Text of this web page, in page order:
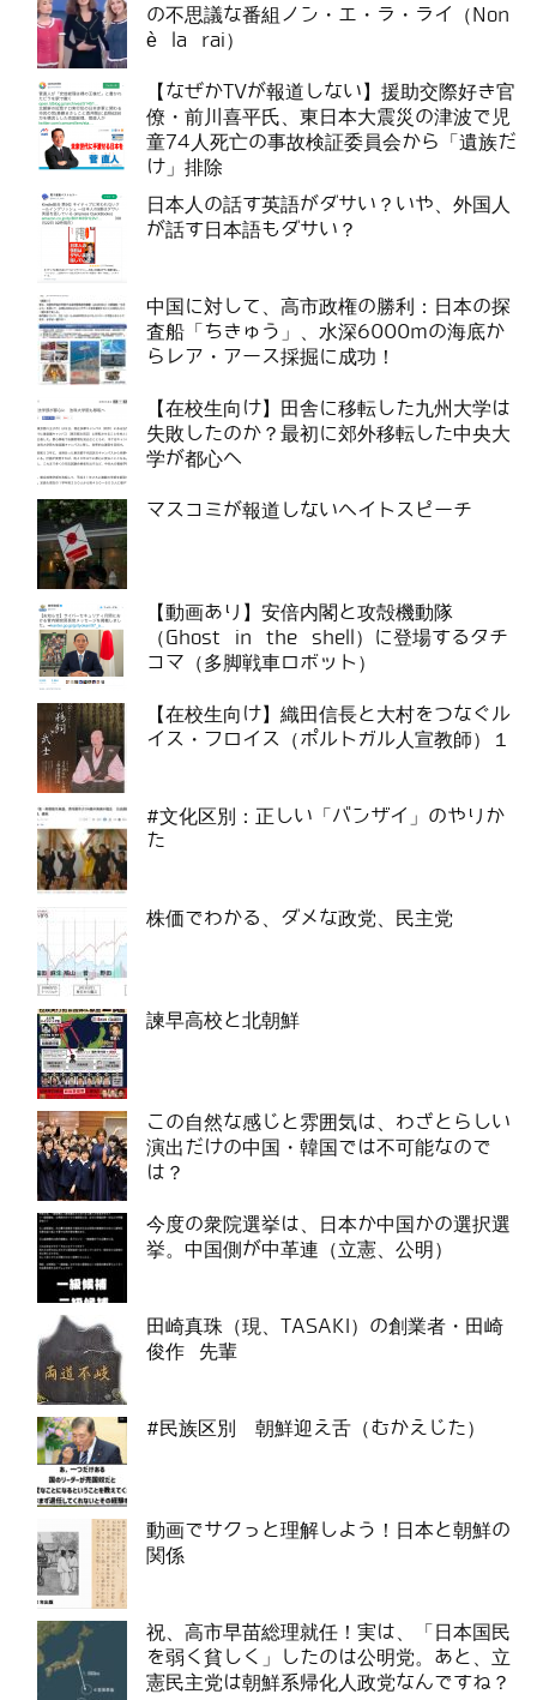
の不思議な番組ノン・エ・ラ・ライ（Non
è la rai）
【なぜかTVが報道しない】援助交際好き官
僚・前川喜平氏、東日本大震災の津波で児
童74人死亡の事故検証委員会から「遺族だ
け」排除
日本人の話す英語がダサい？いや、外国人
が話す日本語もダサい？
中国に対して、高市政権の勝利：日本の探
査船「ちきゅう」、水深6000mの海底か
らレア・アース採掘に成功！
【在校生向け】田舎に移転した九州大学は
失敗したのか？最初に郊外移転した中央大
学が都心へ
マスコミが報道しないヘイトスピーチ
【動画あり】安倍内閣と攻殻機動隊
（Ghost in the shell）に登場するタチ
コマ（多脚戦車ロボット）
【在校生向け】織田信長と大村をつなぐル
イス・フロイス（ポルトガル人宣教師）１
#文化区別：正しい「バンザイ」のやりか
た
株価でわかる、ダメな政党、民主党
諫早高校と北朝鮮
この自然な感じと雰囲気は、わざとらしい
演出だけの中国・韓国では不可能なので
は？
今度の衆院選挙は、日本か中国かの選択選
挙。中国側が中革連（立憲、公明）
田崎真珠（現、TASAKI）の創業者・田崎
俊作 先輩
#民族区別 朝鮮迎え舌（むかえじた）
動画でサクっと理解しよう！日本と朝鮮の
関係
祝、高市早苗総理就任！実は、「日本国民
を弱く貧しく」したのは公明党。あと、立
憲民主党は朝鮮系帰化人政党なんですね？